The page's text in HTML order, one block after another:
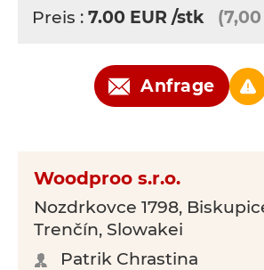
Preis : 7.00 EUR /stk (7,00
Anfrage
Woodproo s.r.o.
Nozdrkovce 1798,
Trenčín, Slowakei
Patrik Chrastina